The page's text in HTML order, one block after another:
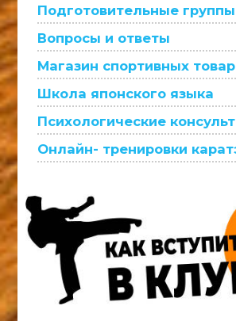
Подготовительные
Вопросы и ответы
Магазин спортивных
Школа японского языка
Психологические
Онлайн- тренировки